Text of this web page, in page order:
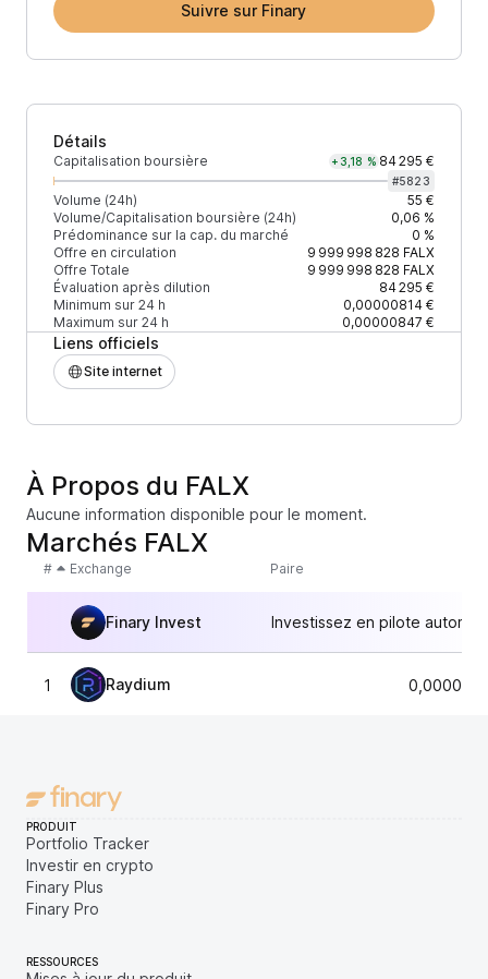
Suivre sur Finary
Détails
Capitalisation boursière +3,18 % 84 295 €
#5823
Volume (24h)
55 €
Volume/Capitalisation boursière (24h)
0,06 %
Prédominance sur la cap. du marché
0 %
Offre en circulation
9 999 998 828 FALX
Offre Totale
9 999 998 828 FALX
Évaluation après dilution
84 295 €
Minimum sur 24 h
0,00000814 €
Maximum sur 24 h
0,00000847 €
Liens officiels
Site internet
À Propos du FALX
Aucune information disponible pour le moment.
Marchés FALX
# Exchange Paire
Finary Invest Investissez en pilote
1 Raydium
PRODUIT
Portfolio Tracker
Investir en crypto
Finary Plus
Finary Pro
RESSOURCES